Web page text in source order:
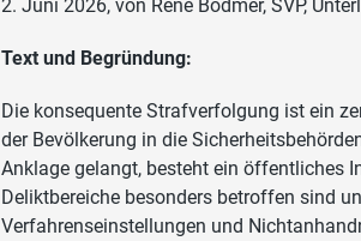
2. Juni 2026, von René Bodmer, SVP,
Text und Begründung:
Die konsequente Strafverfolgung ist ein
der Bevölkerung in die
Anklage gelangt, besteht ein öffentliches
Deliktbereiche besonders betroffen sind
Verfahrenseinstellungen und